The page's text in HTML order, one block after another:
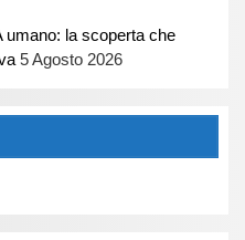
umano: la scoperta che
5 Agosto 2026